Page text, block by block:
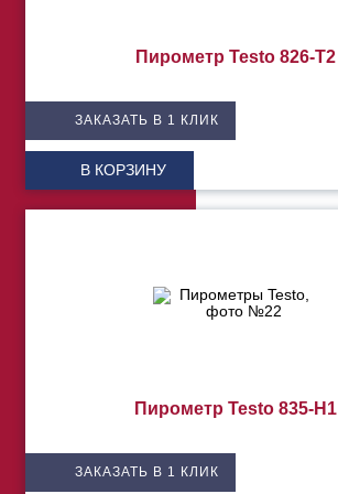
Пирометр Testo 826-T2
ЗАКАЗАТЬ В 1 КЛИК
В КОРЗИНУ
Пирометр Testo 835-H1
ЗАКАЗАТЬ В 1 КЛИК